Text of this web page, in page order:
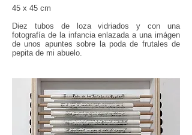
45 x 45 cm
Diez tubos de loza vidriados y con una
fotografía de la infancia enlazada a una imágen
de unos apuntes sobre la poda de frutales de
pepita de mi abuelo.